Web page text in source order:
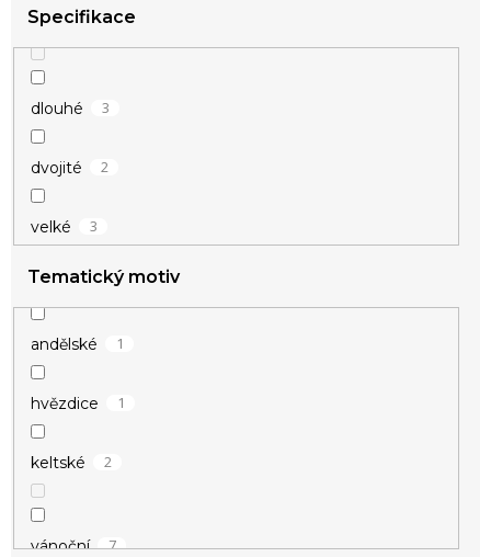
žlutá 14
béžová
čirá
Specifikace
dlouhé 3
dvojité 2
velké 3
Tematický motiv
andělské 1
hvězdice 1
keltské 2
vánoční 7